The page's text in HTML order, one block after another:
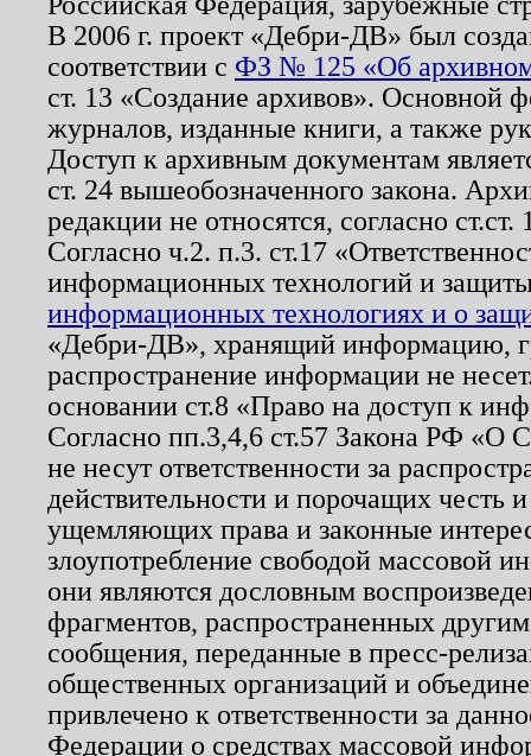
В 2006 г. проект «Дебри-ДВ» был
соответствии с ФЗ № 125 «Об
ст. 13 «Создание архивов». Основной
журналов, изданные книги, а также
Доступ к архивным документам
ст. 24 вышеобозначенного закона.
редакции не относятся, согласно
Согласно ч.2. п.3. ст.17
информационных технологий и
информационных технологиях и о
«Дебри-ДВ», хранящий информацию,
распространение информации не
основании ст.8 «Право на доступ к
Согласно пп.3,4,6 ст.57 Закона РФ «О
не несут ответственности за
действительности и порочащих честь
ущемляющих права и законные
злоупотребление свободой массовой
они являются дословным
фрагментов, распространенных
сообщения, переданные в пресс-
общественных организаций и
привлечено к ответственности за
Федерации о средствах массовой